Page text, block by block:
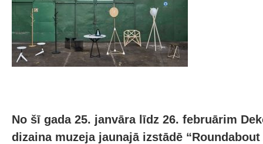
No šī gada 25. janvāra līdz 26. februārim
dizaina muzeja jaunajā izstādē